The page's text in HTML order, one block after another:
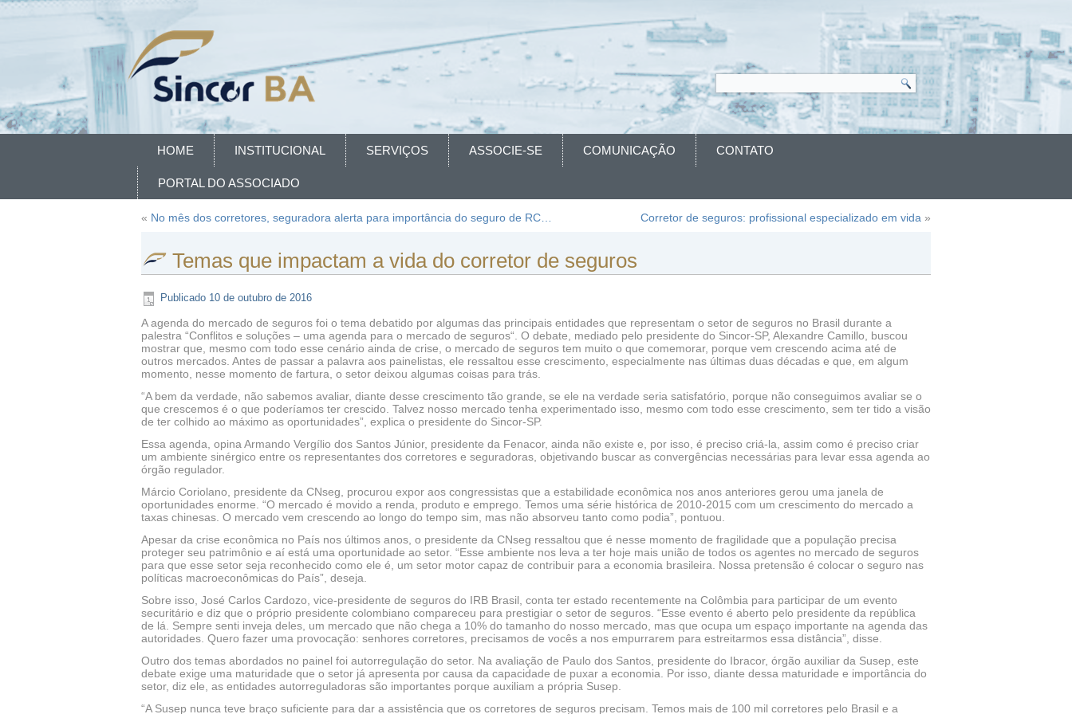
HOME INSTITUCIONAL SERVIÇOS ASSOCIE-SE COMUNICAÇÃO CONTATO
PORTAL DO ASSOCIADO
« No mês dos corretores, seguradora alerta para importância do seguro de RC… Corretor de seguros: profissional especializado em vida »
Temas que impactam a vida do corretor de seguros
Publicado 10 de outubro de 2016
A agenda do mercado de seguros foi o tema debatido por algumas das principais entidades que representam o setor de seguros no Brasil durante a
palestra “Conflitos e soluções – uma agenda para o mercado de seguros“. O debate, mediado pelo presidente do Sincor-SP, Alexandre Camillo, buscou
mostrar que, mesmo com todo esse cenário ainda de crise, o mercado de seguros tem muito o que comemorar, porque vem crescendo acima até de
outros mercados. Antes de passar a palavra aos painelistas, ele ressaltou esse crescimento, especialmente nas últimas duas décadas e que, em algum
momento, nesse momento de fartura, o setor deixou algumas coisas para trás.
“A bem da verdade, não sabemos avaliar, diante desse crescimento tão grande, se ele na verdade seria satisfatório, porque não conseguimos avaliar se o
que crescemos é o que poderíamos ter crescido. Talvez nosso mercado tenha experimentado isso, mesmo com todo esse crescimento, sem ter tido a visão
de ter colhido ao máximo as oportunidades”, explica o presidente do Sincor-SP.
Essa agenda, opina Armando Vergílio dos Santos Júnior, presidente da Fenacor, ainda não existe e, por isso, é preciso criá-la, assim como é preciso criar
um ambiente sinérgico entre os representantes dos corretores e seguradoras, objetivando buscar as convergências necessárias para levar essa agenda ao
órgão regulador.
Márcio Coriolano, presidente da CNseg, procurou expor aos congressistas que a estabilidade econômica nos anos anteriores gerou uma janela de
oportunidades enorme. “O mercado é movido a renda, produto e emprego. Temos uma série histórica de 2010-2015 com um crescimento do mercado a
taxas chinesas. O mercado vem crescendo ao longo do tempo sim, mas não absorveu tanto como podia”, pontuou.
Apesar da crise econômica no País nos últimos anos, o presidente da CNseg ressaltou que é nesse momento de fragilidade que a população precisa
proteger seu patrimônio e aí está uma oportunidade ao setor. “Esse ambiente nos leva a ter hoje mais união de todos os agentes no mercado de seguros
para que esse setor seja reconhecido como ele é, um setor motor capaz de contribuir para a economia brasileira. Nossa pretensão é colocar o seguro nas
políticas macroeconômicas do País”, deseja.
Sobre isso, José Carlos Cardozo, vice-presidente de seguros do IRB Brasil, conta ter estado recentemente na Colômbia para participar de um evento
securitário e diz que o próprio presidente colombiano compareceu para prestigiar o setor de seguros. “Esse evento é aberto pelo presidente da república
de lá. Sempre senti inveja deles, um mercado que não chega a 10% do tamanho do nosso mercado, mas que ocupa um espaço importante na agenda das
autoridades. Quero fazer uma provocação: senhores corretores, precisamos de vocês a nos empurrarem para estreitarmos essa distância”, disse.
Outro dos temas abordados no painel foi autorregulação do setor. Na avaliação de Paulo dos Santos, presidente do Ibracor, órgão auxiliar da Susep, este
debate exige uma maturidade que o setor já apresenta por causa da capacidade de puxar a economia. Por isso, diante dessa maturidade e importância do
setor, diz ele, as entidades autorreguladoras são importantes porque auxiliam a própria Susep.
“A Susep nunca teve braço suficiente para dar a assistência que os corretores de seguros precisam. Temos mais de 100 mil corretores pelo Brasil e a